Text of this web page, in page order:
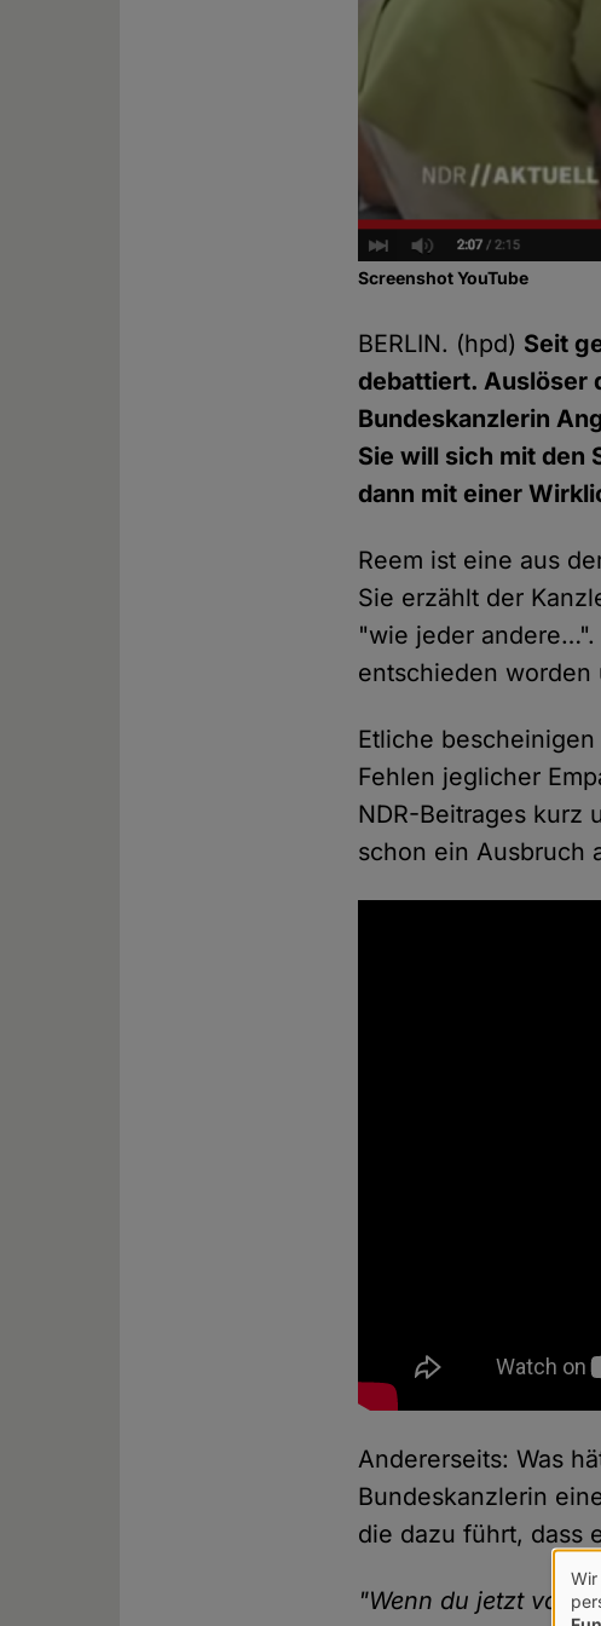
Screenshot YouTube
BERLIN. (hpd) Seit
debattiert. Auslöser
Bundeskanzlerin
Sie will sich mit den
dann mit einer
Reem ist eine aus
Sie erzählt der
"wie jeder
entschieden
Etliche
Fehlen jeglicher
NDR-Beitrages kurz
schon ein Ausbruch
Andererseits: Was
Bundeskanzlerin
die dazu führt, dass
"Wenn du jetzt vor